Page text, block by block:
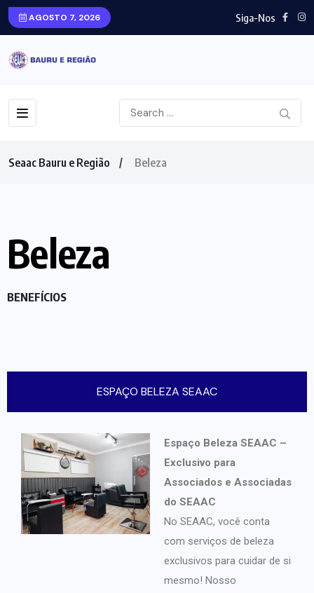
AGOSTO 7, 2026 Siga-Nos
Seaac Bauru e Região Beleza
Beleza
BENEFÍCIOS
ESPAÇO BELEZA SEAAC
Espaço Beleza SEAAC –
Exclusivo para
Associados e Associadas
do SEAAC
No SEAAC, você conta
com serviços de beleza
exclusivos para cuidar de si
mesmo! Nosso